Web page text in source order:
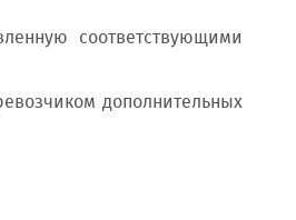
соответствующими
дополнительных